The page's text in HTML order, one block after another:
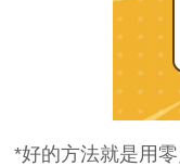
*好的方法就是用